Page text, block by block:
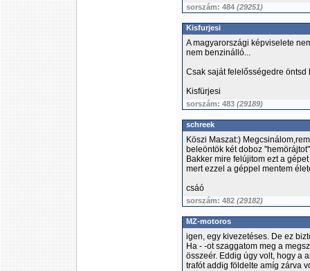
sorszám: 484 (29251)
Kisfurjesi
A magyarországi képviselete
nem benzinálló...
Csak saját felelősségedre öntsd
Kisfürjesi
sorszám: 483 (29189)
schreek
Köszi Maszat:)
beleöntök két doboz
Bakker mire felújitom ezt a
mert ezzel a géppel mentem
csáó
sorszám: 482 (29182)
MZ-motoros
igen, egy kivezetéses. De ez
Ha - -ot szaggatom meg a
összeér. Eddig úgy volt, hogy a
trafót addig földelte amíg zárva